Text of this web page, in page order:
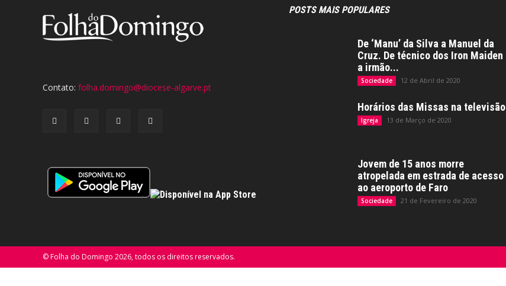
Contato: folha.domingo@diocese-algarve.pt
POSTS MAIS POPULARES
De ‘Manu’ da Silva a Manuel da
Cruz. De técnico dos Iron Maiden
a irmão...
Sociedade 12 de Abril de 2020
Horários das Missas na televisão
Igreja 13 de Março de 2020
Jovem de 15 anos morre
atropelada em estrada de acesso
ao aeroporto de Faro
Sociedade 21 de Fevereiro de 2020
© Folha do Domingo 2026, todos os direitos reservados.